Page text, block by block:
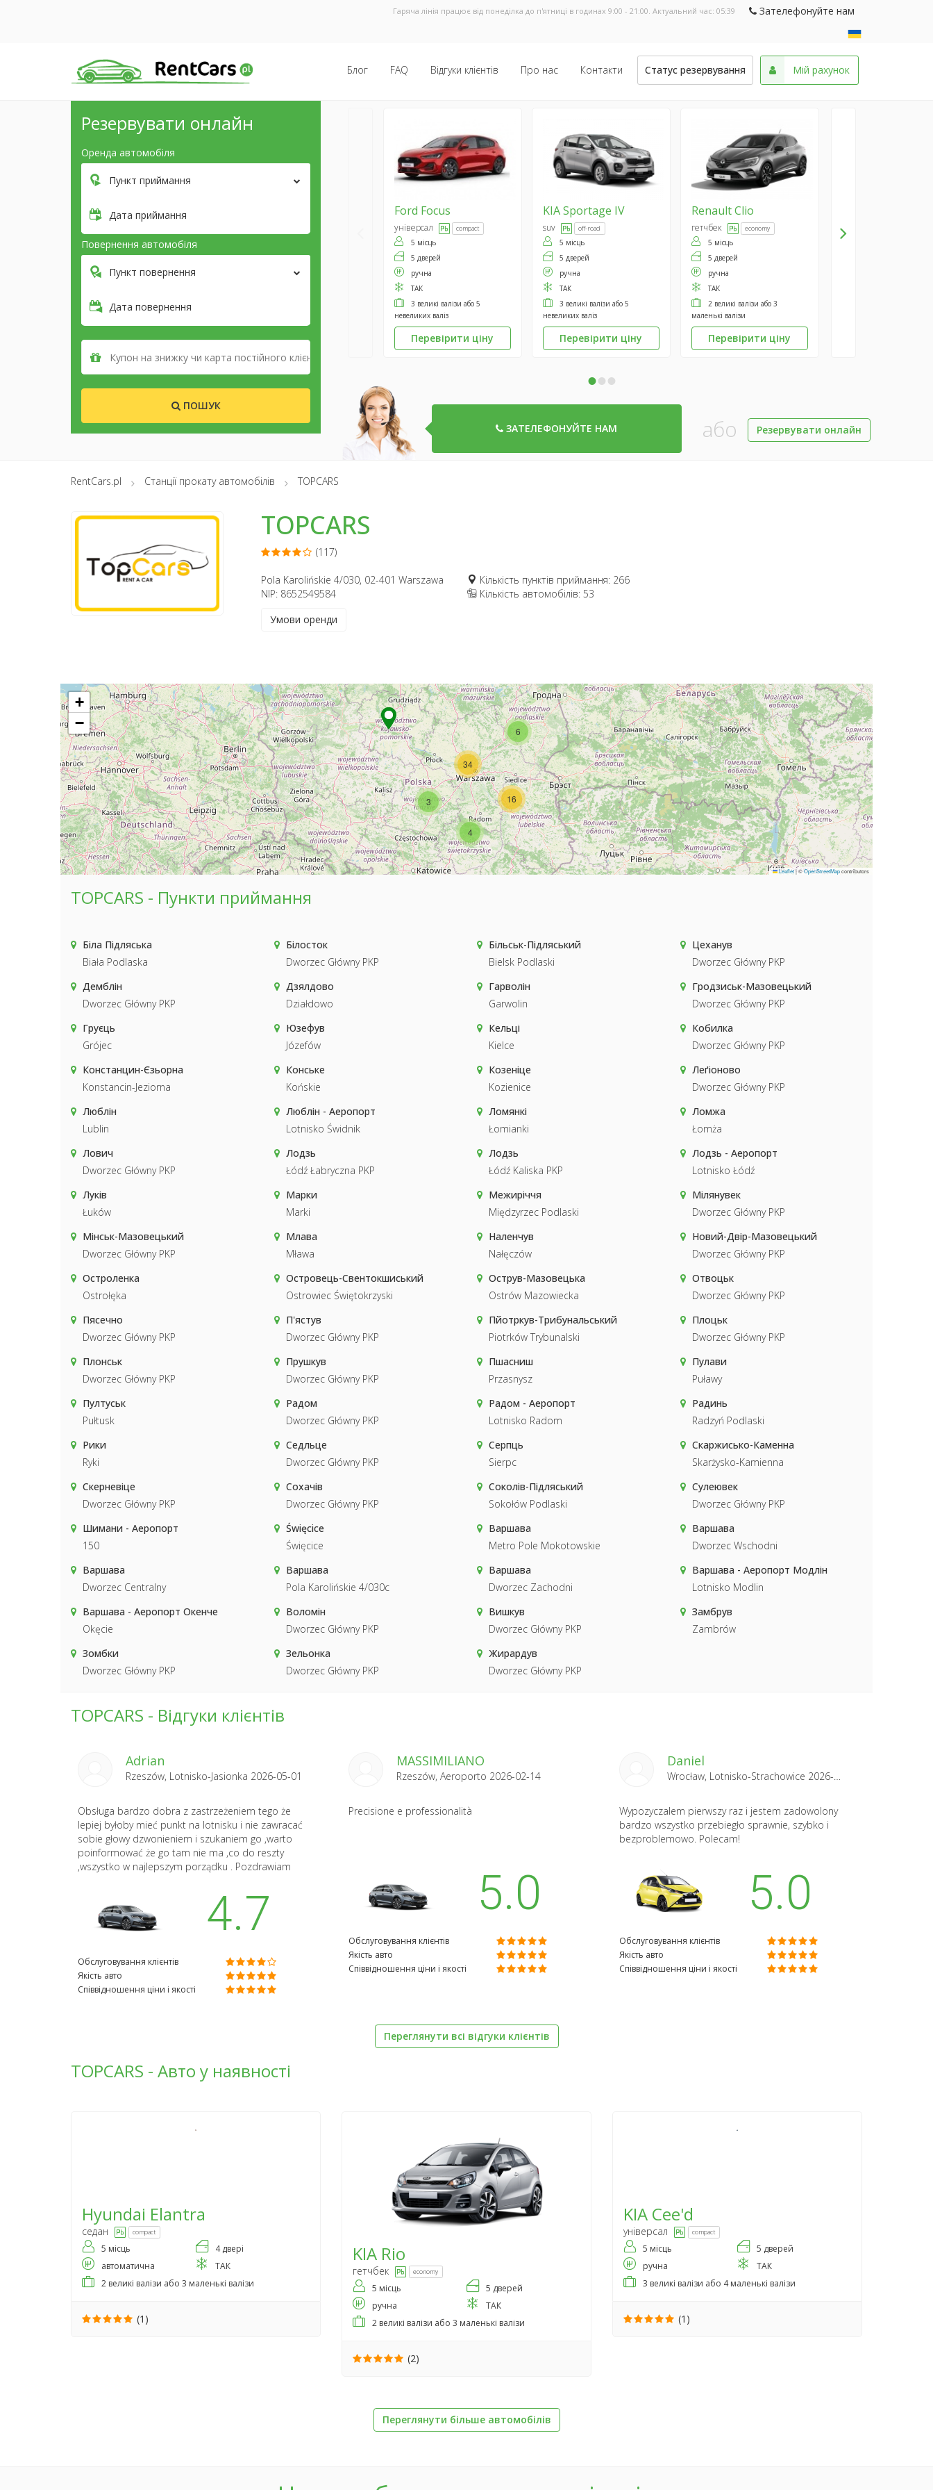
Гаряча лінія працює від понеділка до п'ятниці в годинах 9:00 - 21:00. Актуальний час: 05:39 Зателефонуйте нам
Блог FAQ Відгуки клієнтів Про нас Контакти Статус резервування Мій рахунок
Резервувати онлайн
Оренда автомобіля
Пункт приймання
Дата приймання
Повернення автомобіля
Пункт повернення
Дата повернення
ПОШУК
Ford Focus
універсал compact
5 місць
5 дверей
ручна
ТАК
3 великі валізи або 5
невеликих валіз
Перевірити ціну
KIASportage IV
suv off-road
5 місць
5 дверей
ручна
ТАК
3 великі валізи або 5
невеликих валіз
Перевірити ціну
RenaultClio
гетчбек economy
5 місць
5 дверей
ручна
ТАК
2 великі валізи або 3
маленькі валізи
Перевірити ціну
•••
ЗАТЕЛЕФОНУЙТЕ НАМ або Резервувати онлайн
RentCars.pl Станції прокату автомобілів TOPCARS
TOPCARS
(117)
Pola Karolińskie 4/030, 02-401 Warszawa
NIP: 8652549584
Умови оренди
Кількість пунктів приймання: 266
Кількість автомобілів: 53
3
4
34
16
6
+
−
Leaflet|©OpenStreetMapcontributors
TOPCARS - Пункти приймання
Біла Підляська
Biała Podlaska
Білосток
Dworzec Główny PKP
Більськ-Підляський
Bielsk Podlaski
Цеханув
Dworzec Główny PKP
Демблін
Dworzec Główny PKP
Дзялдово
Działdowo
Гарволін
Garwolin
Гродзиськ-Мазовецький
Dworzec Główny PKP
Груєць
Grójec
Юзефув
Józefów
Кельці
Kielce
Кобилка
Dworzec Główny PKP
Констанцин-Єзьорна
Konstancin-Jeziorna
Конське
Końskie
Козеніце
Kozienice
Леґіоново
Dworzec Główny PKP
Люблін
Lublin
Люблін - Аеропорт
Lotnisko Świdnik
Ломянкі
Łomianki
Ломжа
Łomża
Лович
Dworzec Główny PKP
Лодзь
Łódź Łabryczna PKP
Лодзь
Łódź Kaliska PKP
Лодзь - Аеропорт
Lotnisko Łódź
Луків
Łuków
Марки
Marki
Межиріччя
Międzyrzec Podlaski
Мілянувек
Dworzec Główny PKP
Мінськ-Мазовецький
Dworzec Główny PKP
Млава
Mława
Наленчув
Nałęczów
Новий-Двір-Мазовецький
Dworzec Główny PKP
Остроленка
Ostrołęka
Островець-Свентокшиський
Ostrowiec Świętokrzyski
Острув-Мазовецька
Ostrów Mazowiecka
Отвоцьк
Dworzec Główny PKP
Пясечно
Dworzec Główny PKP
П'ястув
Dworzec Główny PKP
Пйотркув-Трибунальський
Piotrków Trybunalski
Плоцьк
Dworzec Główny PKP
Плонськ
Dworzec Główny PKP
Прушкув
Dworzec Główny PKP
Пшасниш
Przasnysz
Пулави
Puławy
Пултуськ
Pułtusk
Радом
Dworzec Główny PKP
Радом - Аеропорт
Lotnisko Radom
Радинь
Radzyń Podlaski
Рики
Ryki
Седльце
Dworzec Główny PKP
Серпць
Sierpc
Скаржисько-Каменна
Skarżysko-Kamienna
Скерневіце
Dworzec Główny PKP
Сохачів
Dworzec Główny PKP
Соколів-Підляський
Sokołów Podlaski
Сулеювек
Dworzec Główny PKP
Шимани - Аеропорт
150
Święcice
Święcice
Варшава
Metro Pole Mokotowskie
Варшава
Dworzec Wschodni
Варшава
Dworzec Centralny
Варшава
Pola Karolińskie 4/030c
Варшава
Dworzec Zachodni
Варшава - Аеропорт Модлін
Lotnisko Modlin
Варшава - Аеропорт Окенче
Okęcie
Воломін
Dworzec Główny PKP
Вишкув
Dworzec Główny PKP
Замбрув
Zambrów
Зомбки
Dworzec Główny PKP
Зельонка
Dworzec Główny PKP
Жирардув
Dworzec Główny PKP
TOPCARS - Відгуки клієнтів
Adrian
Rzeszów, Lotnisko-Jasionka 2026-05-01
Obsługa bardzo dobra z zastrzeżeniem tego że
lepiej byłoby mieć punkt na lotnisku i nie zawracać
sobie głowy dzwonieniem i szukaniem go ,warto
poinformować że go tam nie ma ,co do reszty
,wszystko w najlepszym porządku . Pozdrawiam
4.7
Обслуговування клієнтів
Якість авто
Співвідношення ціни і якості
MASSIMILIANO
Rzeszów, Aeroporto 2026-02-14
Precisione e professionalità
5.0
Обслуговування клієнтів
Якість авто
Співвідношення ціни і якості
Daniel
Wypozyczalem pierwszy raz i jestem zadowolony
bardzo wszystko przebiegło sprawnie, szybko i
bezproblemowo. Polecam!
5.0
Обслуговування клієнтів
Якість авто
Співвідношення ціни і якості
Переглянути всі відгуки клієнтів
TOPCARS - Авто у наявності
Hyundai Elantra
седан compact
5 місць
4 двері
автоматична
ТАК
2 великі валізи або 3 маленькі валізи
(1)
KIA Rio
гетчбек economy
5 місць
5 дверей
ручна
ТАК
2 великі валізи або 3 маленькі валізи
(2)
KIA Cee'd
універсал compact
5 місць
5 дверей
ручна
ТАК
3 великі валізи або 4 маленькі валізи
(1)
Переглянути більше автомобілів